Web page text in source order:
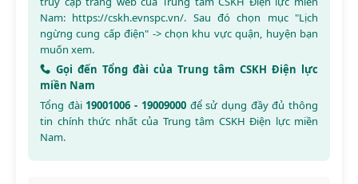
Nam: https://cskh.evnspc.vn/. Sau đó chọn mục "Lịch
ngừng cung cấp điện" -> chọn khu vực quận, huyện bạn
muốn xem.
Gọi đến Tổng đài của Trung tâm CSKH Điện lực
miền Nam
Tổng đài 19001006 - 19009000để sử dụng đầy đủ thông
tin chính thức nhất của Trung tâm CSKH Điện lực miền
Nam.